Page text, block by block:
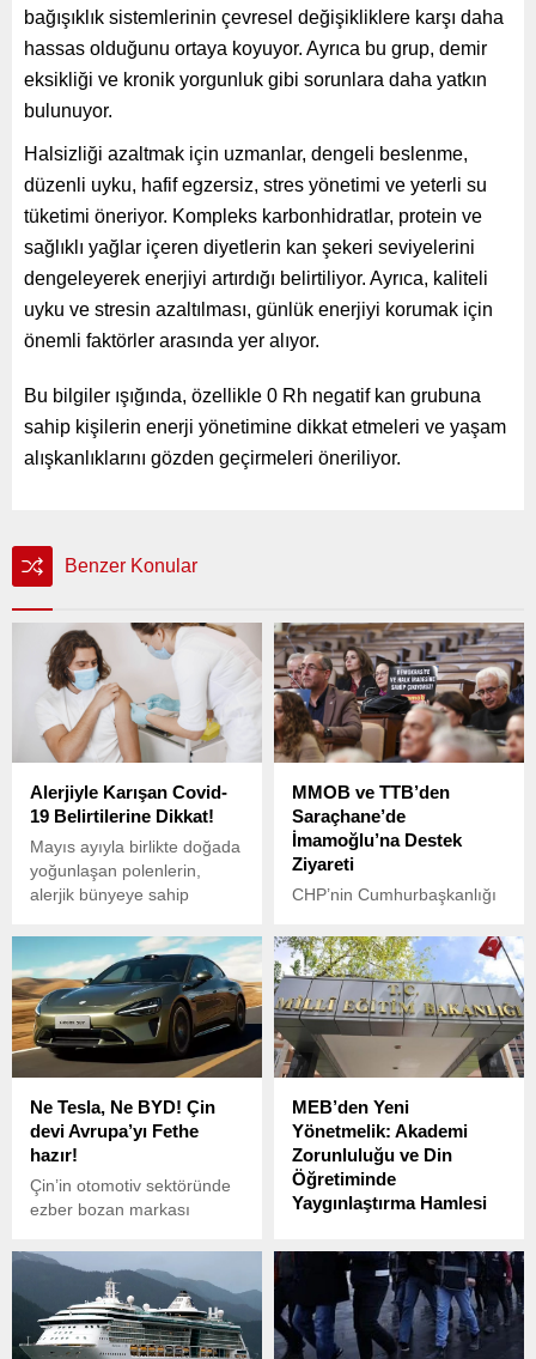
bağışıklık sistemlerinin çevresel değişikliklere karşı daha
hassas olduğunu ortaya koyuyor. Ayrıca bu grup, demir
eksikliği ve kronik yorgunluk gibi sorunlara daha yatkın
bulunuyor.
Halsizliği azaltmak için uzmanlar, dengeli beslenme,
düzenli uyku, hafif egzersiz, stres yönetimi ve yeterli su
tüketimi öneriyor. Kompleks karbonhidratlar, protein ve
sağlıklı yağlar içeren diyetlerin kan şekeri seviyelerini
dengeleyerek enerjiyi artırdığı belirtiliyor. Ayrıca, kaliteli
uyku ve stresin azaltılması, günlük enerjiyi korumak için
önemli faktörler arasında yer alıyor.
Bu bilgiler ışığında, özellikle 0 Rh negatif kan grubuna
sahip kişilerin enerji yönetimine dikkat etmeleri ve yaşam
alışkanlıklarını gözden geçirmeleri öneriliyor.
Benzer Konular
Alerjiyle Karışan Covid-
19 Belirtilerine Dikkat!
Mayıs ayıyla birlikte doğada
yoğunlaşan polenlerin,
alerjik bünyeye sahip
problemlerine yol
açabileceği uyarısında
bulunan Göğüs Hastalıkları
Uzmanı Prof. Dr. Şevket
Özkaya, alerjik
semptomlarla Covid-19
göstermesinin tanı sürecini
zorlaştırdığını belirtti.
MMOB ve TTB’den
Saraçhane’de
İmamoğlu’na Destek
Ziyareti
CHP’nin Cumhurbaşkanlığı
Büyükşehir Belediye (İBB)
Başkanı Ekrem
İmamoğlu’nun gözaltına
alınmasının dördüncü
gününde, destek ziyaretleri
devam ediyor.
Ne Tesla, Ne BYD! Çin
devi Avrupa’yı Fethe
hazır!
Çin’in otomotiv sektöründe
ezber bozan markası
pazarını fethetmeye
hazırlanıyor. Akıllı telefon
dünyasındaki başarısını
elektrikli araçlara taşıyan
şirket, kısa sürede Tesla’yı
MEB’den Yeni
Yönetmelik: Akademi
Zorunluluğu ve Din
Öğretiminde
Yaygınlaştırma Hamlesi
Öğretmenlik Meslek Yasası
(ÖMY) ve Türkiye Yüzyılı
Maarif Modeli (TYMM)
doğrultusunda eğitim
politikalarını yeniden